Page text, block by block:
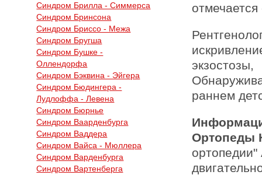
Синдром Брилла - Симмерса
Синдром Бринсона
Синдром Бриссо - Межа
Синдром Бругша
Синдром Бушке -
Оллендорфа
Синдром Бэквина - Эйгера
Синдром Бюдингера -
Лудлоффа - Левена
Синдром Бюрнье
Синдром Ваарденбурга
Синдром Ваддера
Синдром Вайса - Мюллера
Синдром Варденбурга
Синдром Вартенберга
раннем
Ортопеды